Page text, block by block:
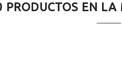
PRODUCTOS EN LA